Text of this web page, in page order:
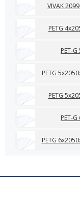
VIVAK
PETG
PET-
PETG
PETG
PET-
PETG